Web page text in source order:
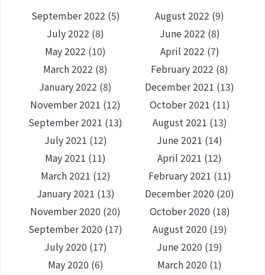
September 2022 (5) August 2022 (9)
July 2022 (8) June 2022 (8)
May 2022 (10) April 2022 (7)
March 2022 (8) February 2022 (8)
January 2022 (8) December 2021 (13)
November 2021 (12) October 2021 (11)
September 2021 (13) August 2021 (13)
July 2021 (12) June 2021 (14)
May 2021 (11) April 2021 (12)
March 2021 (12) February 2021 (11)
January 2021 (13) December 2020 (20)
November 2020 (20) October 2020 (18)
September 2020 (17) August 2020 (19)
July 2020 (17) June 2020 (19)
May 2020 (6) March 2020 (1)